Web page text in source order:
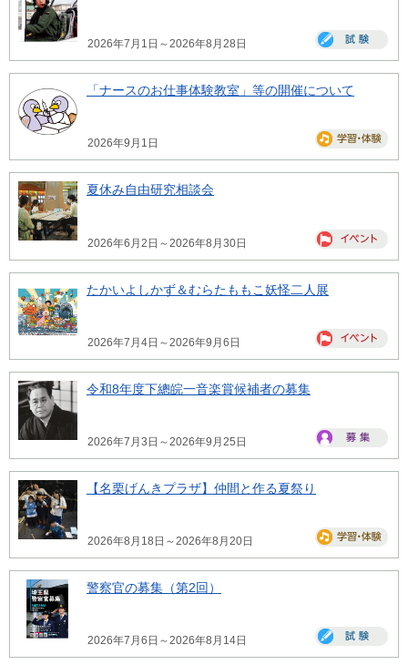
2026年7月1日～2026年8月28日
「ナースのお仕事体験教室」等の開催について
2026年9月1日
夏休み自由研究相談会
2026年6月2日～2026年8月30日
たかいよしかず＆むらたももこ妖怪二人展
2026年7月4日～2026年9月6日
令和8年度下總皖一音楽賞候補者の募集
2026年7月3日～2026年9月25日
【名栗げんきプラザ】仲間と作る夏祭り
2026年8月18日～2026年8月20日
警察官の募集（第2回）
2026年7月6日～2026年8月14日